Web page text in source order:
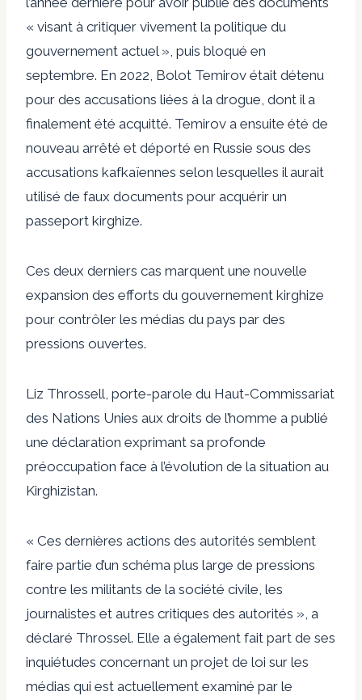
« visant à critiquer vivement la politique du
gouvernement actuel », puis bloqué en
septembre. En 2022, Bolot Temirov était détenu
pour des accusations liées à la drogue, dont il a
finalement été acquitté. Temirov a ensuite été de
nouveau arrêté et déporté en Russie sous des
accusations kafkaïennes selon lesquelles il aurait
utilisé de faux documents pour acquérir un
passeport kirghize.
Ces deux derniers cas marquent une nouvelle
expansion des efforts du gouvernement kirghize
pour contrôler les médias du pays par des
pressions ouvertes.
Liz Throssell, porte-parole du Haut-Commissariat
des Nations Unies aux droits de l’homme a publié
une déclaration exprimant sa profonde
préoccupation face à l’évolution de la situation au
Kirghizistan.
« Ces dernières actions des autorités semblent
faire partie d’un schéma plus large de pressions
contre les militants de la société civile, les
journalistes et autres critiques des autorités », a
déclaré Throssel. Elle a également fait part de ses
inquiétudes concernant un projet de loi sur les
médias qui est actuellement examiné par le